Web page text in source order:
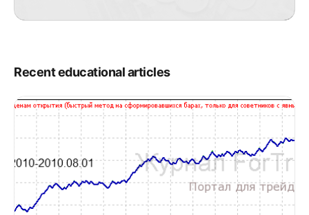
wirtschaftlicher Sanktionen und Der Rubel könnte seine
Recent educational articles